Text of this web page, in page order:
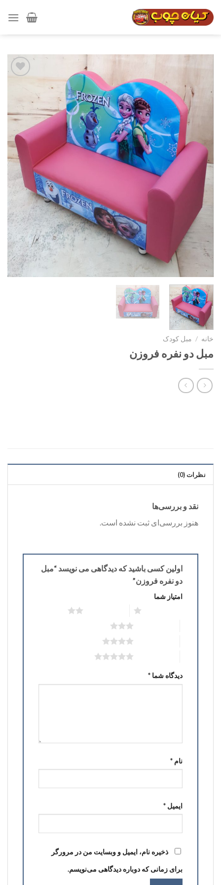
افزودن
به
علاقه
مندی
ها
خانه / مبل کودک
مبل دو نفره فروزن
نظرات (0)
نقد و بررسی‌ها
هنوز بررسی‌ای ثبت نشده است.
اولین کسی باشید که دیدگاهی می نویسد “مبل
دو نفره فروزن”
امتیاز شما
دیدگاه شما *
نام *
ایمیل *
ذخیره نام، ایمیل و وبسایت من در مرورگر
برای زمانی که دوباره دیدگاهی می‌نویسم.